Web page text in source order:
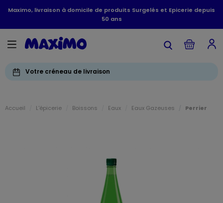
Maximo, livraison à domicile de produits Surgelés et Epicerie depuis
50 ans
Votre créneau de livraison
Accueil L'épicerie Boissons Eaux Eaux Gazeuses Perrier